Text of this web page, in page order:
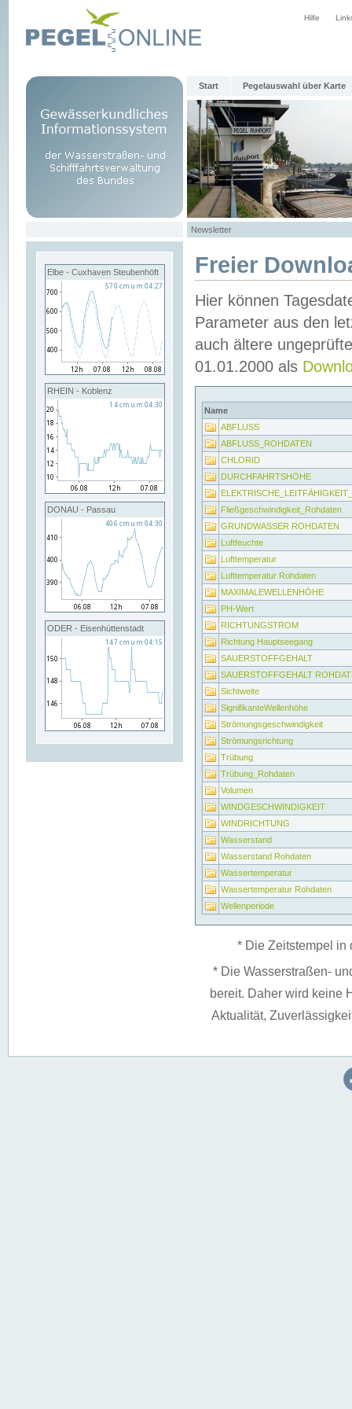
Hilfe
Start Pegelauswahl über Karte
Newsletter
Elbe - Cuxhaven Steubenhöft
RHEIN - Koblenz
DONAU - Passau
ODER - Eisenhüttenstadt
Freier
Hier können
Parameter aus den
auch ältere
01.01.2000 als
Name
ABFLUSS
ABFLUSS_ROHDATEN
CHLORID
DURCHFAHRTSHÖHE
Fließgeschwindigkeit_Rohdaten
GRUNDWASSER ROHDATEN
Luftfeuchte
Lufttemperatur
Lufttemperatur Rohdaten
MAXIMALEWELLENHÖHE
PH-Wert
RICHTUNGSTROM
Richtung Hauptseegang
SAUERSTOFFGEHALT
SAUERSTOFFGEHALT
Sichtweite
SignifikanteWellenhöhe
Strömungsgeschwindigkeit
Strömungsrichtung
Trübung
Trübung_Rohdaten
Volumen
WINDGESCHWINDIGKEIT
WINDRICHTUNG
Wasserstand
Wasserstand Rohdaten
Wassertemperatur
Wassertemperatur Rohdaten
Wellenperiode
* Die Zeitstempel in
* Die Wasserstraßen-
bereit. Daher wird keine
Aktualität,